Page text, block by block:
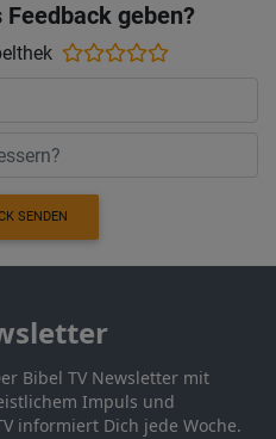
geben?
SENDEN
Bibel TV Newsletter mit
Impuls und
informiert Dich jede Woche.